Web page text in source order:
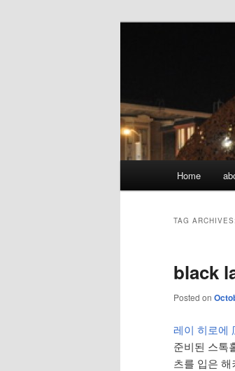
Home
TAG ARCHIVES:
black
Posted on
레이 히로에
준비된 스톡
츠를 입은